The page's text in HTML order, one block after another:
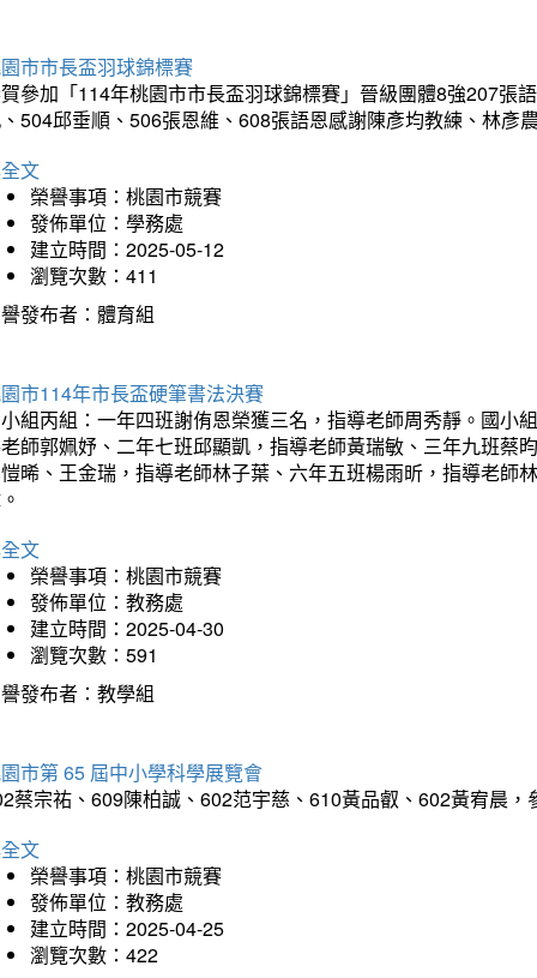
市市長盃羽球錦標賽
參加「114年桃園市市長盃羽球錦標賽」晉級團體8強207張
504邱垂順、506張恩維、608張語恩感謝陳彥均教練、林彥
文
榮譽事項：桃園市競賽
發佈單位：學務處
建立時間：2025-05-12
瀏覽次數：411
發布者：體育組
市114年市長盃硬筆書法決賽
組丙組：一年四班謝侑恩榮獲三名，指導老師周秀靜。國小
師郭姵妤、二年七班邱顯凱，指導老師黃瑞敏、三年九班蔡
晞、王金瑞，指導老師林子葉、六年五班楊雨昕，指導老師
文
榮譽事項：桃園市競賽
發佈單位：教務處
建立時間：2025-04-30
瀏覽次數：591
發布者：教學組
市第 65 屆中小學科學展覽會
蔡宗祐、609陳柏誠、602范宇慈、610黃品叡、602黃宥晨
文
榮譽事項：桃園市競賽
發佈單位：教務處
建立時間：2025-04-25
瀏覽次數：422